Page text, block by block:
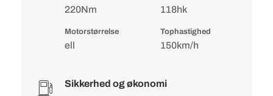
220Nm 118hk
Motorstørrelse
ell
Tophastighed
150km/h
Sikkerhed og økonomi